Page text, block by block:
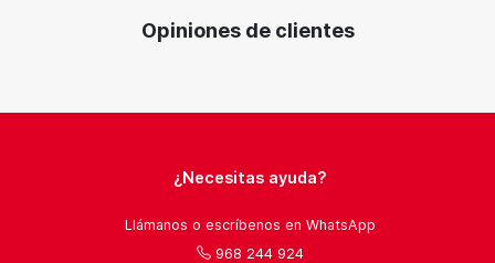
Opiniones de clientes
¿Necesitas ayuda?
Llámanos o escríbenos en WhatsApp
968 244 924